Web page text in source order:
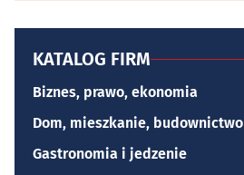
KATALOG FIRM
Biznes, prawo, ekonomia
Dom, mieszkanie, budownictwo
Gastronomia i jedzenie